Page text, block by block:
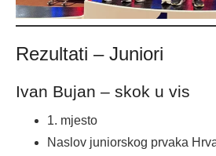
Rezultati – Juniori
Ivan Bujan – skok u vis
1. mjesto
Naslov juniorskog prvaka